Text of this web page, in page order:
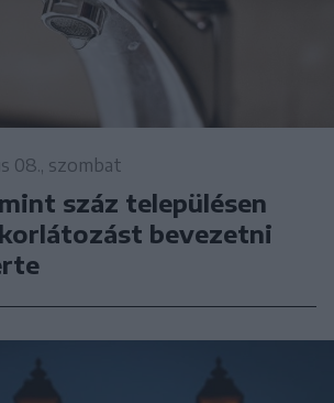
08., szombat
száz településen
bevezetni